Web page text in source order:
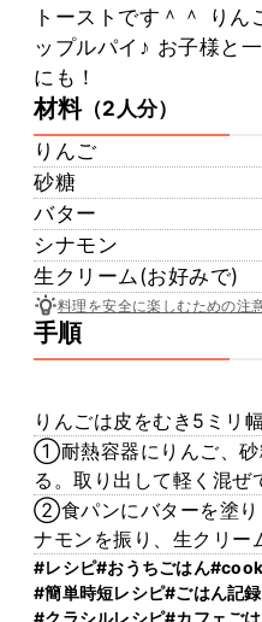
トーストです＾＾ り
ップルパイ♪ お子様と
にも！
材料（2人分）
りんご
砂糖
バター
シナモン
生クリーム(お好みで)
料理を安全に楽しむための注
手順
りんごは皮をむき5ミリ
①耐熱容器にりんご、砂
る。取り出して軽く混ぜ
②食パンにバターを塗り
ナモンを振り、生クリー
#レシピ#おうちごはん
#簡単時短レシピ#ごはん記録
#クラシルレシピ#カフェご